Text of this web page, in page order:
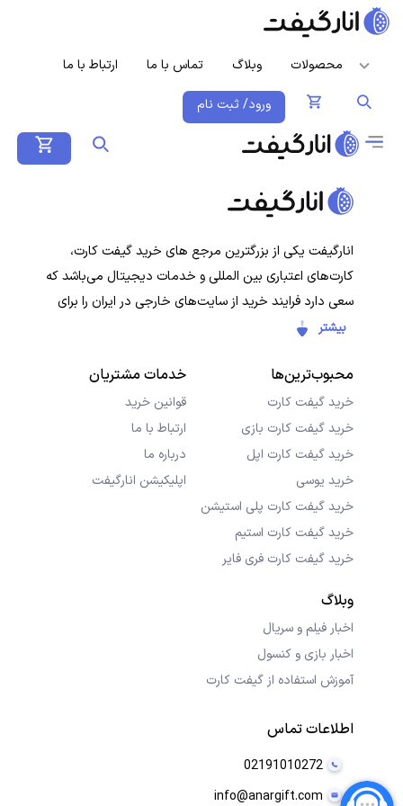
محصولات وبلاگ تماس با ما ارتباط با ما
ورود/ ثبت نام
انارگیفت یکی از بزرگترین مرجع های خرید گیفت کارت،
کارت‌های اعتباری بین المللی و خدمات دیجیتال می‌باشد که
سعی دارد فرایند خرید از سایت‌های خارجی در ایران را برای
کاربران ایرانی ساده‌تر کند. هدف ما ارائه تجربه‌ای سریع، امن و
کاربران با خیال راحت خرید کنند و در کمترین زمان دریافت
کنند.
بیشتر
محبوب‌ترین‌ها
خرید گیفت کارت
خرید گیفت کارت بازی
خرید گیفت کارت اپل
خرید یوسی
خرید گیفت کارت پلی استیشن
خرید گیفت کارت استیم
خرید گیفت کارت فری فایر
خدمات مشتریان
قوانین خرید
ارتباط با ما
درباره ما
اپلیکیشن انارگیفت
وبلاگ
اخبار فیلم و سریال
اخبار بازی و کنسول
آموزش استفاده از گیفت کارت
اطلاعات تماس
02191010272
info@anargift.com